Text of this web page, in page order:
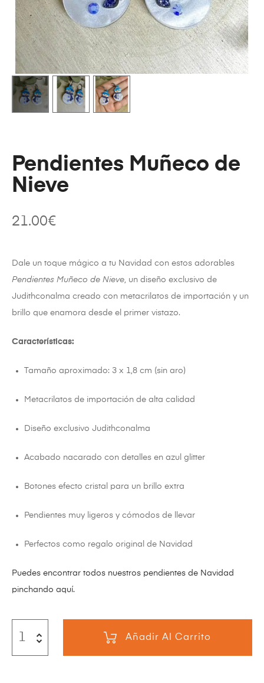
Pendientes Muñeco de
Nieve
21.00€
Dale un toque mágico a tu Navidad con estos adorables
Pendientes Muñeco de Nieve, un diseño exclusivo de
Judithconalma creado con metacrilatos de importación y un
brillo que enamora desde el primer vistazo.
Características:
Tamaño aproximado: 3 x 1,8 cm (sin aro)
Metacrilatos de importación de alta calidad
Diseño exclusivo Judithconalma
Acabado nacarado con detalles en azul glitter
Botones efecto cristal para un brillo extra
Pendientes muy ligeros y cómodos de llevar
Perfectos como regalo original de Navidad
Puedes encontrar todos nuestros pendientes de Navidad
pinchando aquí.
Añadir Al Carrito